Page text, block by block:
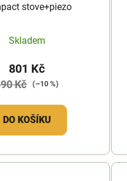
stove+piezo
Skladem
801 Kč
Kč (–10 %)
DO KOŠÍKU